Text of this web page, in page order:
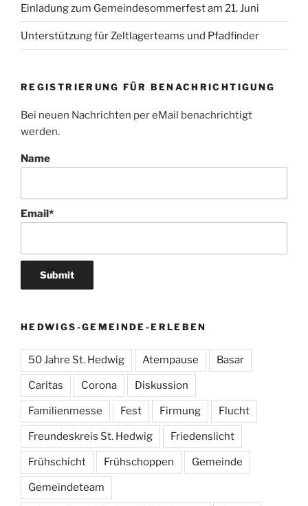
Einladung zum Gemeindesommerfest am 21. Juni
Unterstützung für Zeltlagerteams und Pfadfinder
REGISTRIERUNG FÜR BENACHRICHTIGUNG
Bei neuen Nachrichten per eMail benachrichtigt
werden.
Name
Email*
HEDWIGS-GEMEINDE-ERLEBEN
50 Jahre St. Hedwig Atempause Basar
Caritas Corona Diskussion
Familienmesse Fest Firmung Flucht
Freundeskreis St. Hedwig Friedenslicht
Frühschicht Frühschoppen Gemeinde
Gemeindeteam